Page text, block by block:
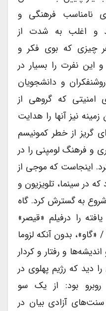
نامناسب فرهنگی و
و اغلب به شدت از
چیزی که بوی فکر و
نفرت را بسیار در
و دانشجویان
که گروهی از
نیز آنها را هدایت
گریز از خطر کمونیسم
و فرهنگ لومپنی را در
اینجاست که موجی از
در سینما، تلویزیون و
به گسترش کرد. گاه
را درفیلم «قیصر»
بدون آنکه لزوما
و رفتار و کردار
دید که رژیم پهلوی در
با آن روبرو بود: از یک سو
آزادی بیان در